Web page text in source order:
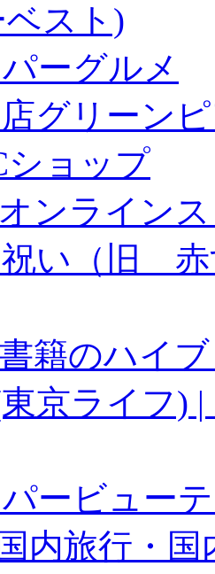
ベスト)
ーグルメ
グリーン
ショップ
ンライン
い（旧 赤
籍のハイ
京ライフ)
ービュー
国内旅行・